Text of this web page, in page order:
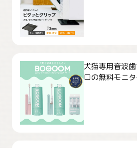
犬猫専用音波
ロの無料モニ